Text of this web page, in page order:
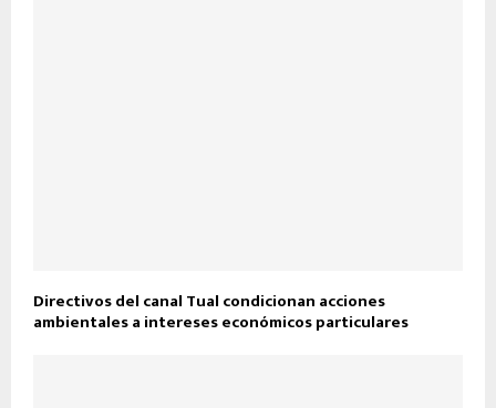
Directivos del canal Tual condicionan acciones
ambientales a intereses económicos particulares